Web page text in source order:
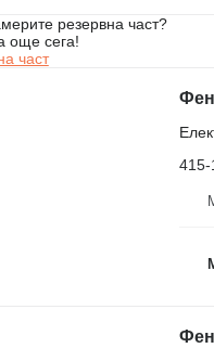
резервна част?
още сега!
част
415-